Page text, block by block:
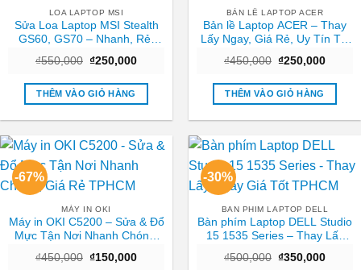
LOA LAPTOP MSI
Sửa Loa Laptop MSI Stealth
GS60, GS70 – Nhanh, Rẻ,
₫550,000 Giá
là:
₫550,000.
₫250,000Giá
tại
₫250,000.
THÊM VÀO GIỎ HÀNG
BẢN LỀ LAPTOP ACER
Bản lề Laptop ACER – Thay
Lấy Ngay, Giá Rẻ, Uy Tín Tại
₫450,000 Giá
là:
₫450,000.
₫250,000Giá
tại
THÊM VÀO GIỎ HÀNG
-67%
MÁY IN OKI
Máy in OKI C5200 – Sửa & Đổ
Mực Tận Nơi Nhanh Chóng,
₫450,000 Giá
₫150,000Giá
-30%
BAN PHIM LAPTOP DELL
Bàn phím Laptop DELL Studio
15 1535 Series – Thay Lấy
₫500,000 Giá
₫350,000Giá